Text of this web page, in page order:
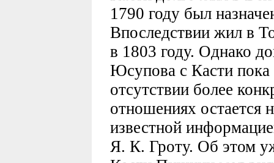
1790 году был
Впоследствии жил в
в 1803 году. Однако
Юсупова с Касти
отсутствии более
отношениях остается
известной
Я. К. Гроту. Об этом